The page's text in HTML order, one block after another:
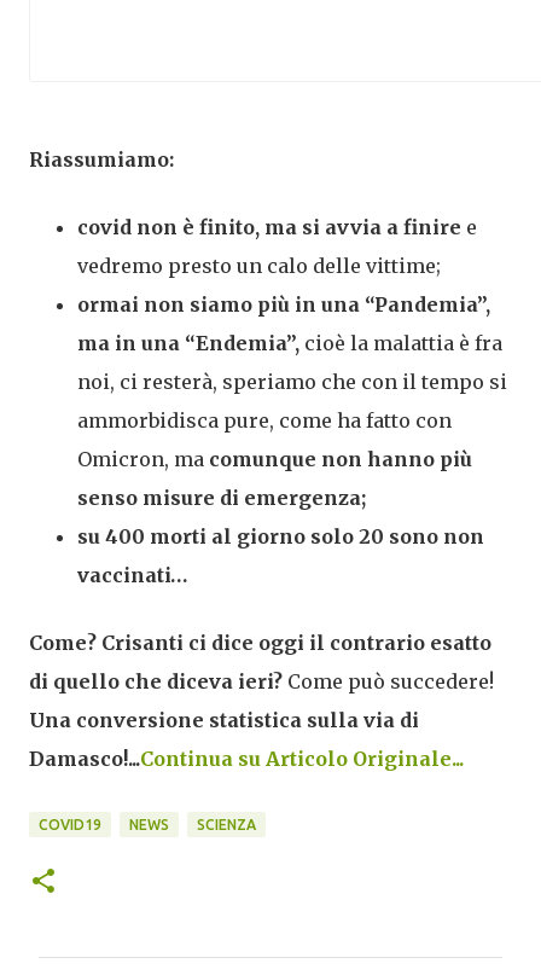
Riassumiamo:
covid non è finito, ma si avvia a finire e
vedremo presto un calo delle vittime;
ormai non siamo più in una “Pandemia”,
ma in una “Endemia”, cioè la malattia è fra
noi, ci resterà, speriamo che con il tempo si
ammorbidisca pure, come ha fatto con
Omicron, ma comunque non hanno più
senso misure di emergenza;
su 400 morti al giorno solo 20 sono non
vaccinati…
Come? Crisanti ci dice oggi il contrario esatto
di quello che diceva ieri? Come può succedere!
Una conversione statistica sulla via di
Damasco!...Continua su Articolo Originale...
COVID19 NEWS SCIENZA